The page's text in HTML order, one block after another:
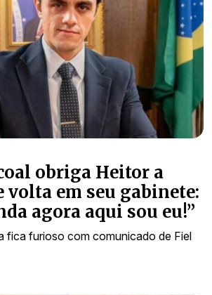
obriga Heitor a
volta em seu gabinete:
agora aqui sou eu!”
fica furioso com comunicado de Fiel